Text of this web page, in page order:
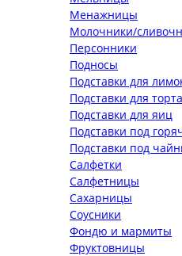
Менажницы
Молочники/
Персонники
Подносы
Подставки для
Подставки для торта
Подставки для яиц
Подставки под
Подставки под
Салфетки
Салфетницы
Сахарницы
Соусники
Фондю и мармиты
Фруктовницы